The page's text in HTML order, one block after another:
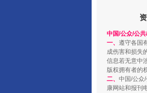
中国/公众/公
一、 遵守各国
成伤害和损失
信息若无意中
版权拥有者的
二、 中国/公众
康网站和报刊